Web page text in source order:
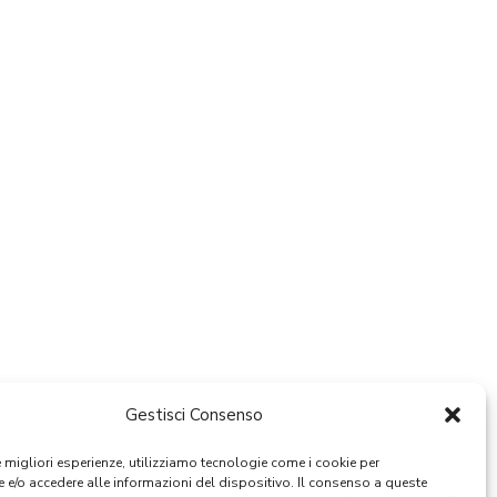
Gestisci Consenso
migliori esperienze, utilizziamo tecnologie come i cookie per
e/o accedere alle informazioni del dispositivo. Il consenso a queste